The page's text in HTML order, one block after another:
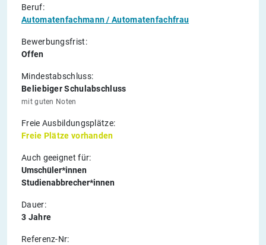
Beruf:
Automatenfachmann / Automatenfachfrau
Bewerbungsfrist:
Offen
Mindestabschluss:
Beliebiger Schulabschluss
mit guten Noten
Freie Ausbildungsplätze:
Freie Plätze vorhanden
Auch geeignet für:
Umschüler*innen
Studienabbrecher*innen
Dauer:
3 Jahre
Referenz-Nr: